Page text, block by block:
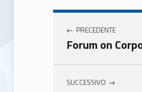
Unio
mer
e
Navigazione articoli
PRECEDENTE
Forum on
SUCCESSIVO